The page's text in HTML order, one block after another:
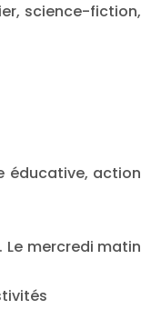
science-fiction,
éducative, action
Le mercredi matin